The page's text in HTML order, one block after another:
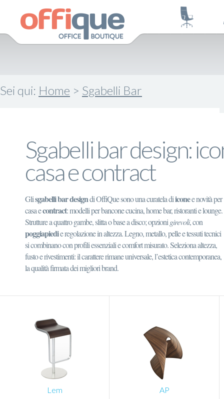
Sei qui: Home > Sgabelli Bar
Sgabelli bar design:
casa e contract
Glisgabelli bar designdi OffiQue sono una curatela diiconee novità per
casa econtract: modelli per bancone cucina, home bar, ristoranti e lounge.
Strutture a quattro gambe, slitta o base a disco; opzionigirevoli, con
poggiapiedie regolazione in altezza. Legno, metallo, pelle e tessuti tecnici
si combinano con profili essenziali e comfort misurato. Seleziona altezza,
fusto e rivestimenti: il carattere rimane universale, l’estetica contemporanea,
la qualità firmata dei migliori brand.
Lem AP